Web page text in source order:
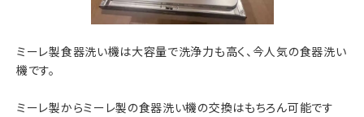
ミーレ製食器洗い機は大容量で洗浄力も高く、今人気の食器洗い
機です。
ミーレ製からミーレ製の食器洗い機の交換はもちろん可能です